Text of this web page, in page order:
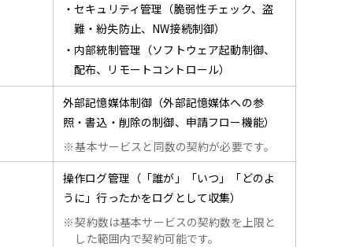
・セキュリティ管理（脆弱性チェック、盗
難・紛失防止、NW接続制御）
・内部統制管理（ソフトウェア起動制御、
配布、リモートコントロール）
外部記憶媒体制御（外部記憶媒体への参
照・書込・削除の制御、申請フロー機能）
※基本サービスと同数の契約が必要です。
操作ログ管理（「誰が」「いつ」「どのよ
うに」行ったかをログとして収集）
※契約数は基本サービスの契約数を上限と
した範囲内で契約可能です。